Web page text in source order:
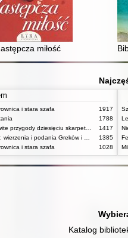
miłość
i stara szafa
1917
1788
1417
1385
i stara szafa
1028
Katalog